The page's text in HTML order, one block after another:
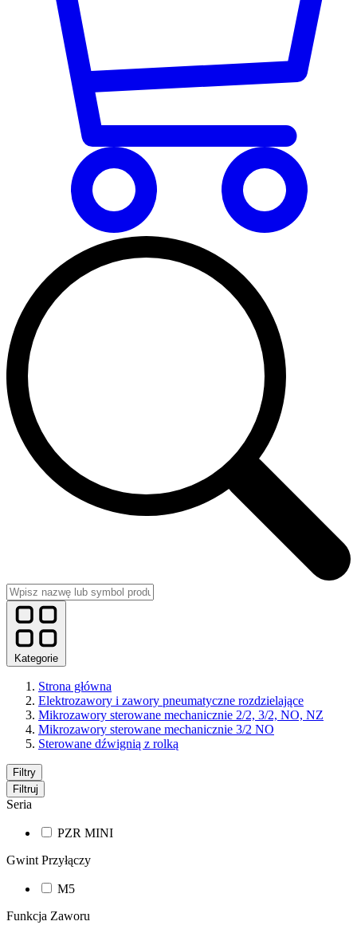
Kategorie
Strona główna
Elektrozawory i zawory pneumatyczne rozdzielające
Mikrozawory sterowane mechanicznie 2/2, 3/2, NO, NZ
Mikrozawory sterowane mechanicznie 3/2 NO
Sterowane dźwignią z rolką
Filtry
Filtruj
Seria
PZR MINI
Gwint Przyłączy
M5
Funkcja Zaworu